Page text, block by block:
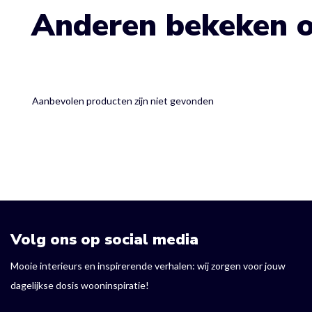
Anderen bekeken
Aanbevolen producten zijn niet gevonden
Volg ons op social media
Mooie interieurs en inspirerende verhalen: wij zorgen voor jouw
dagelijkse dosis wooninspiratie!